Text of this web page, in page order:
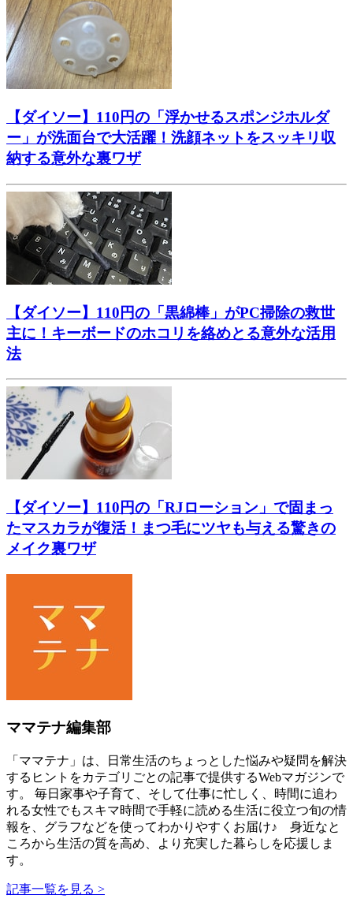
【ダイソー】110円の「浮かせるスポンジホルダ
ー」が洗面台で大活躍！洗顔ネットをスッキリ収
納する意外な裏ワザ
【ダイソー】110円の「黒綿棒」がPC掃除の救世
主に！キーボードのホコリを絡めとる意外な活用
法
【ダイソー】110円の「RJローション」で固まっ
たマスカラが復活！まつ毛にツヤも与える驚きの
メイク裏ワザ
ママテナ編集部
「ママテナ」は、日常生活のちょっとした悩みや疑問を解決
するヒントをカテゴリごとの記事で提供するWebマガジンで
す。 毎日家事や子育て、そして仕事に忙しく、時間に追わ
れる女性でもスキマ時間で手軽に読める生活に役立つ旬の情
報を、グラフなどを使ってわかりやすくお届け♪ 身近なと
ころから生活の質を高め、より充実した暮らしを応援しま
す。
記事一覧を見る >